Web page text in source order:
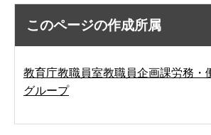
このページの作成所属
教育庁教職員室教職員企画課労務・
グループ